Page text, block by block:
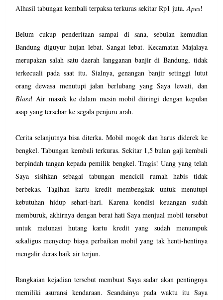
Alhasil tabungan kembali terpaksa terkuras sekitar Rp1 juta.Apes!
Belum cukup penderitaan sampai di sana, sebulan kemudian
Bandung diguyur hujan lebat. Sangat lebat. Kecamatan Majalaya
merupakan salah satu daerah langganan banjir di Bandung, tidak
terkecuali pada saat itu. Sialnya, genangan banjir setinggi lutut
orang dewasa menutupi jalan berlubang yang Saya lewati, dan
Blass! Air masuk ke dalam mesin mobil diiringi dengan kepulan
asap yang tersebar ke segala penjuru arah.
Cerita selanjutnya bisa diterka. Mobil mogok dan harus diderek ke
bengkel. Tabungan kembali terkuras. Sekitar 1,5 bulan gaji kembali
berpindah tangan kepada pemilik bengkel. Tragis! Uang yang telah
Saya sisihkan sebagai tabungan mencicil rumah habis tidak
berbekas. Tagihan kartu kredit membengkak untuk menutupi
kebutuhan hidup sehari-hari. Karena kondisi keuangan sudah
memburuk, akhirnya dengan berat hati Saya menjual mobil tersebut
untuk melunasi hutang kartu kredit yang sudah menumpuk
sekaligus menyetop biaya perbaikan mobil yang tak henti-hentinya
mengalir deras baik air terjun.
Rangkaian kejadian tersebut membuat Saya sadar akan pentingnya
memiliki asuransi kendaraan. Seandainya pada waktu itu Saya